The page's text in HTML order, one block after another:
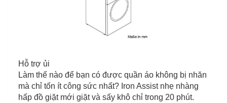
Hỗ trợ ủi
Làm thế nào để bạn có được quần áo không bị nhăn
mà chỉ tốn ít công sức nhất? Iron Assist nhẹ nhàng
hấp đồ giặt mới giặt và sấy khô chỉ trong 20 phút.